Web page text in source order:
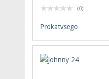
(0)
Prokatvsego